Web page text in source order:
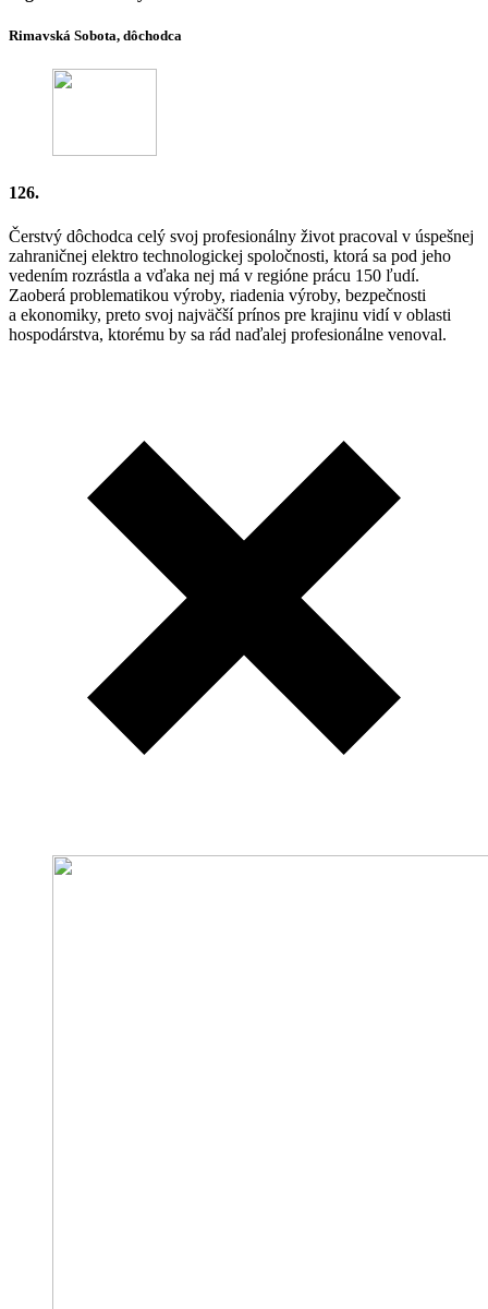
Rimavská Sobota, dôchodca
126.
Čerstvý dôchodca celý svoj profesionálny život pracoval v úspešnej
zahraničnej elektro technologickej spoločnosti, ktorá sa pod jeho
vedením rozrástla a vďaka nej má v regióne prácu 150 ľudí.
Zaoberá problematikou výroby, riadenia výroby, bezpečnosti
a ekonomiky, preto svoj najväčší prínos pre krajinu vidí v oblasti
hospodárstva, ktorému by sa rád naďalej profesionálne venoval.